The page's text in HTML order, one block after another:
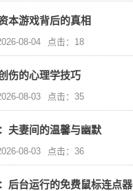
本游戏背后的真相
08-04 点击：18
伤的心理学技巧
08-03 点击：35
夫妻间的温馨与幽默
08-03 点击：36
后台运行的免费鼠标连点器